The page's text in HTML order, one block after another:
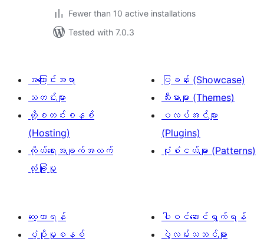
Fewer than 10 active installations
Tested with 7.0.3
အကြောင်းအရာ
သတင်းများ
ဟို့စတင်းစနစ်
(Hosting)
ကိုယ်ရေးအချက်အလက်
လုံခြုံမှု
ပြခန်း (Showcase)
သီးမားများ (Themes)
ပလပ်အင်များ
(Plugins)
ပုံစံငယ်များ (Patterns)
လေ့လာရန်
ပံ့ပိုးမှုစနစ်
ပါဝင်ဆောင်ရွက်ရန်
ပွဲလမ်းသဘင်များ